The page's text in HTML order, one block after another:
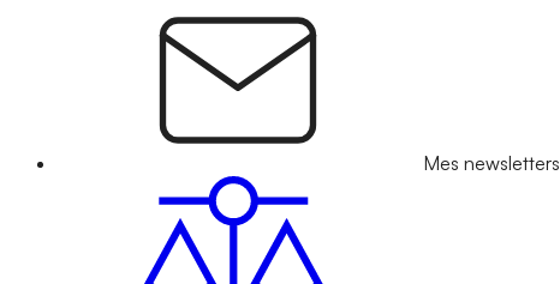
Mes newsletters